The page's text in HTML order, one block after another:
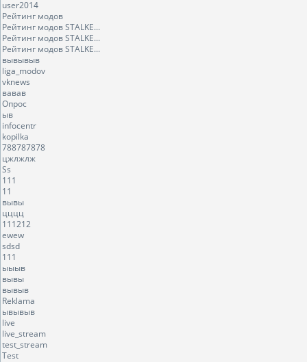
user2014
Рейтинг модов
Рейтинг модов STALKE...
Рейтинг модов STALKE...
Рейтинг модов STALKE...
вывывыв
liga_modov
vknews
вавав
Опрос
ыв
infocentr
kopilka
788787878
цжлжлж
Ss
111
11
вывы
цццц
111212
ewew
sdsd
111
ыыыв
вывы
вывыв
Reklama
ывывыв
live
live_stream
test_stream
Test